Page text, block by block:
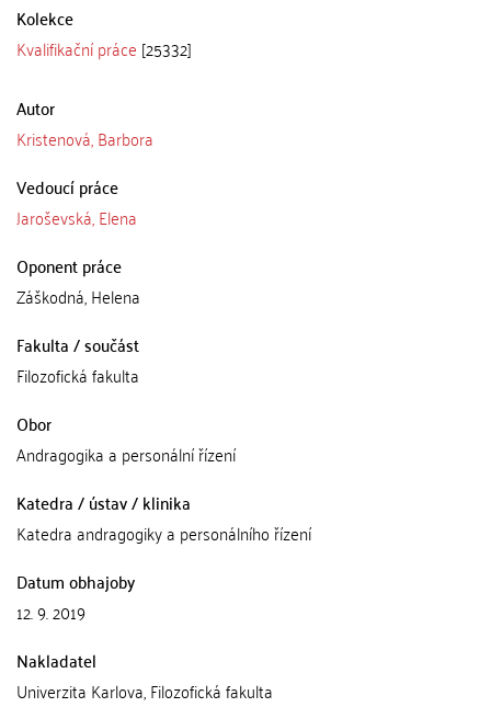
Kolekce
Kvalifikační práce [25332]
Autor
Kristenová, Barbora
Vedoucí práce
Jaroševská, Elena
Oponent práce
Záškodná, Helena
Fakulta / součást
Filozofická fakulta
Obor
Andragogika a personální řízení
Katedra / ústav / klinika
Katedra andragogiky a personálního řízení
Datum obhajoby
12. 9. 2019
Nakladatel
Univerzita Karlova, Filozofická fakulta